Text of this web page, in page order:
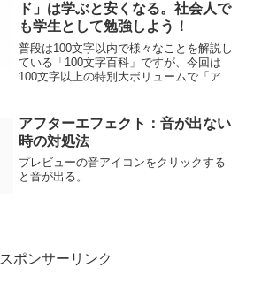
ド」は学ぶと安くなる。社会人で
も学生として勉強しよう！
普段は100文字以内で様々なことを解説し
ている「100文字百科」ですが、今回は
100文字以上の特別大ボリュームで「アド
トナー講座をご紹介します。アドビスク
ールパートナー...
アフターエフェクト：音が出ない
時の対処法
プレビューの音アイコンをクリックする
と音が出る。
スポンサーリンク